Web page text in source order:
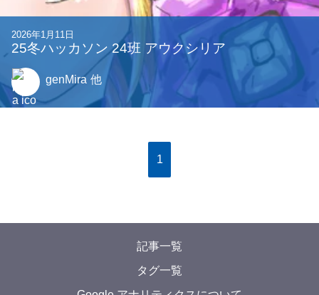
2026年1月11日
25冬ハッカソン 24班 アウクシリア
genMira 他
1
記事一覧
タグ一覧